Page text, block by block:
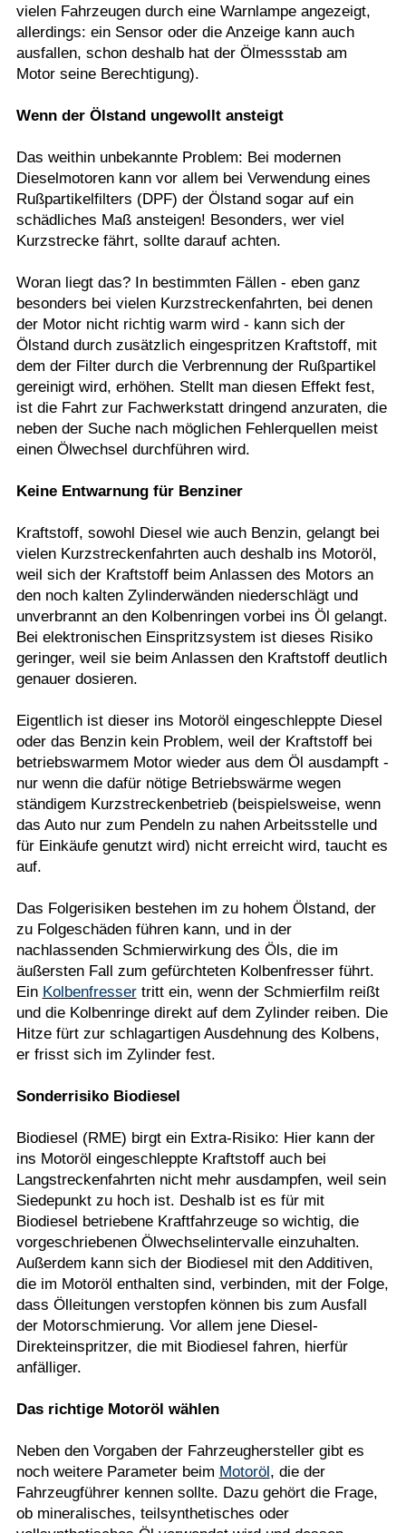
vielen Fahrzeugen durch eine Warnlampe angezeigt,
allerdings: ein Sensor oder die Anzeige kann auch
ausfallen, schon deshalb hat der Ölmessstab am
Motor seine Berechtigung).
Wenn der Ölstand ungewollt ansteigt
Das weithin unbekannte Problem: Bei modernen
Dieselmotoren kann vor allem bei Verwendung eines
Rußpartikelfilters (DPF) der Ölstand sogar auf ein
schädliches Maß ansteigen! Besonders, wer viel
Kurzstrecke fährt, sollte darauf achten.
Woran liegt das? In bestimmten Fällen - eben ganz
besonders bei vielen Kurzstreckenfahrten, bei denen
der Motor nicht richtig warm wird - kann sich der
Ölstand durch zusätzlich eingespritzen Kraftstoff, mit
dem der Filter durch die Verbrennung der Rußpartikel
gereinigt wird, erhöhen. Stellt man diesen Effekt fest,
ist die Fahrt zur Fachwerkstatt dringend anzuraten, die
neben der Suche nach möglichen Fehlerquellen meist
einen Ölwechsel durchführen wird.
Keine Entwarnung für Benziner
Kraftstoff, sowohl Diesel wie auch Benzin, gelangt bei
vielen Kurzstreckenfahrten auch deshalb ins Motoröl,
weil sich der Kraftstoff beim Anlassen des Motors an
den noch kalten Zylinderwänden niederschlägt und
unverbrannt an den Kolbenringen vorbei ins Öl gelangt.
Bei elektronischen Einspritzsystem ist dieses Risiko
geringer, weil sie beim Anlassen den Kraftstoff deutlich
genauer dosieren.
Eigentlich ist dieser ins Motoröl eingeschleppte Diesel
oder das Benzin kein Problem, weil der Kraftstoff bei
betriebswarmem Motor wieder aus dem Öl ausdampft -
nur wenn die dafür nötige Betriebswärme wegen
ständigem Kurzstreckenbetrieb (beispielsweise, wenn
das Auto nur zum Pendeln zu nahen Arbeitsstelle und
für Einkäufe genutzt wird) nicht erreicht wird, taucht es
auf.
Das Folgerisiken bestehen im zu hohem Ölstand, der
zu Folgeschäden führen kann, und in der
nachlassenden Schmierwirkung des Öls, die im
äußersten Fall zum gefürchteten Kolbenfresser führt.
Ein Kolbenfressertritt ein, wenn der Schmierfilm reißt
und die Kolbenringe direkt auf dem Zylinder reiben. Die
Hitze fürt zur schlagartigen Ausdehnung des Kolbens,
er frisst sich im Zylinder fest.
Sonderrisiko Biodiesel
Biodiesel (RME) birgt ein Extra-Risiko: Hier kann der
ins Motoröl eingeschleppte Kraftstoff auch bei
Langstreckenfahrten nicht mehr ausdampfen, weil sein
Siedepunkt zu hoch ist. Deshalb ist es für mit
Biodiesel betriebene Kraftfahrzeuge so wichtig, die
vorgeschriebenen Ölwechselintervalle einzuhalten.
Außerdem kann sich der Biodiesel mit den Additiven,
die im Motoröl enthalten sind, verbinden, mit der Folge,
dass Ölleitungen verstopfen können bis zum Ausfall
der Motorschmierung. Vor allem jene Diesel-
Direkteinspritzer, die mit Biodiesel fahren, hierfür
anfälliger.
Das richtige Motoröl wählen
Neben den Vorgaben der Fahrzeughersteller gibt es
noch weitere Parameter beim Motoröl, die der
Fahrzeugführer kennen sollte. Dazu gehört die Frage,
ob mineralisches, teilsynthetisches oder